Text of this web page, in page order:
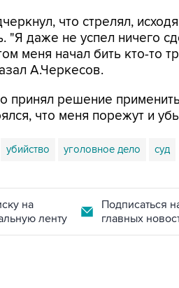
что стрелял,
"Я даже не успел ничего
меня начал бить кто-то
А.Черкесов.
принял решение
что меня порежут и
убийство уголовное дело суд
на
ленту
Подписаться
главных